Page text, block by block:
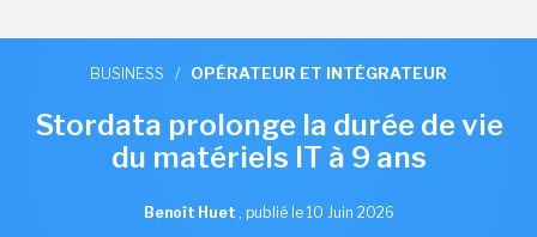
BUSINESS / OPÉRATEUR ET INTÉGRATEUR
Stordata prolonge la durée de vie
du matériels IT à 9 ans
Benoît Huet , publié le 10 Juin 2026